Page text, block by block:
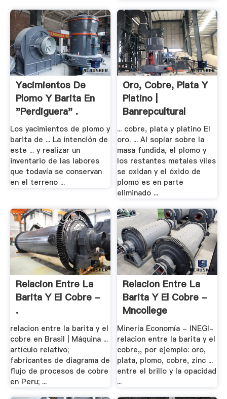
Yacimientos De
Plomo Y Barita En
"Perdiguera" .
Los yacimientos de plomo y
barita de ... La intención de
este ... y realizar un
inventario de las labores
que todavía se conservan
en el terreno ...
Oro, Cobre, Plata Y
Platino |
Banrepcultural
... cobre, plata y platino El
oro. ... Al soplar sobre la
masa fundida, el plomo y
los restantes metales viles
se oxidan y el óxido de
plomo es en parte
eliminado ...
Relacion Entre La
Barita Y El Cobre -
.
relacion entre la barita y el
cobre en Brasil | Máquina ...
artículo relativo;
fabricantes de diagrama de
flujo de procesos de cobre
en Peru; ...
Relacion Entre La
Barita Y El Cobre -
Mncollege
Minería Economía - INEGI-
relacion entre la barita y el
cobre,, por ejemplo: oro,
plata, plomo, cobre, zinc ...
entre el brillo y la opacidad
...